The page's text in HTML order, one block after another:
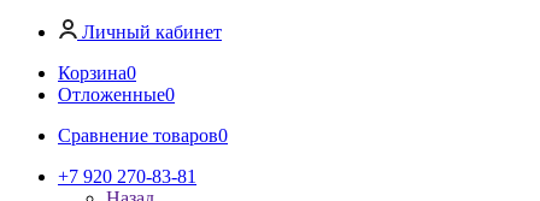
Личный кабинет
Корзина0
Отложенные0
Сравнение товаров0
+7 920 270-83-81